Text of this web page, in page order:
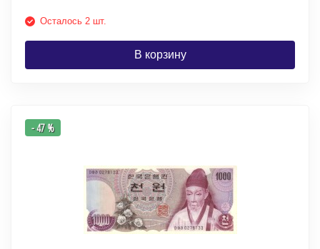
Осталось 2 шт.
В корзину
- 47 %